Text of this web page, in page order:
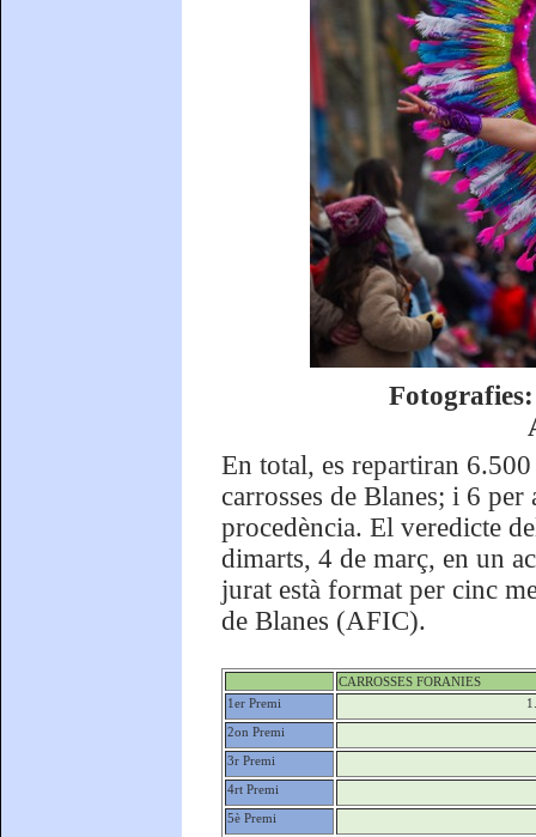
En total, es repartiran
carrosses de Blanes; i 6 per
procedència. El veredicte
dimarts, 4 de març, en un
jurat està format per cinc
de Blanes (AFIC).
CARROSSES FORANIES
1er Premi
2on Premi
3r Premi
4rt Premi
5è Premi